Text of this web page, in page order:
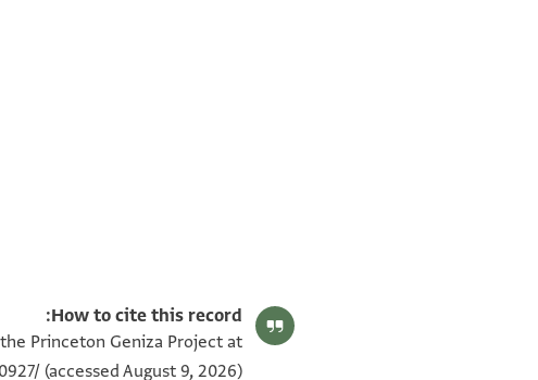
How to cite this record:
Princeton Geniza Project at
(accessed August 9, 2026).